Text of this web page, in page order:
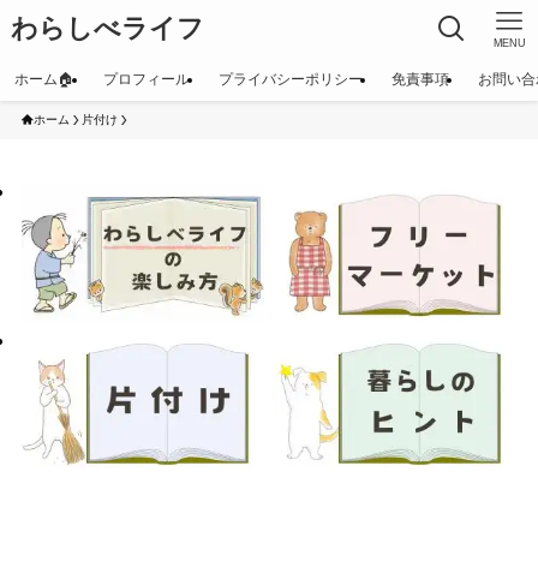
わらしべライフ MENU
ホーム🏠 プロフィール プライバシーポリシー 免責事項 お問い
ホーム 片付け